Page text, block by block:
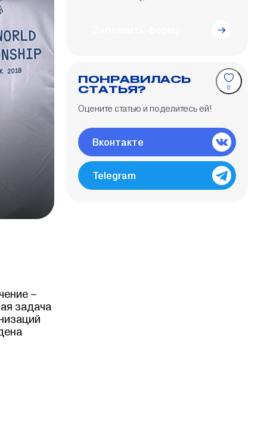
–
задача
ПОНРАВИЛАСЬ
СТАТЬЯ? 0
Оцените статью и поделитесь ей!
Вконтакте
Telegram